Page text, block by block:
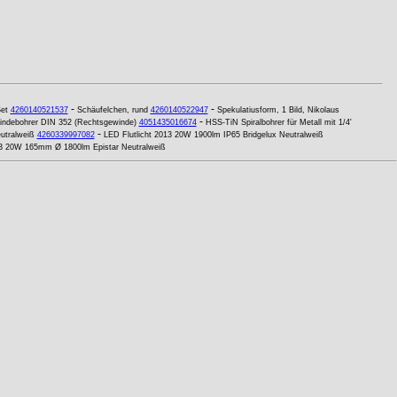
4260140521537- Schäufelchen, rund 4260140522947- Spekulatiusform, 1 Bild, Nikolaus
DIN 352 (Rechtsgewinde) 4051435016674- HSS-TiN Spiralbohrer für Metall mit 1/4'
4260339997082- LED Flutlicht 2013 20W 1900lm IP65 Bridgelux Neutralweiß
20W 165mm Ø 1800lm Epistar Neutralweiß